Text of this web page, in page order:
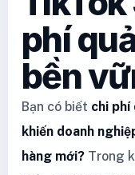
phí
bền
Bạn có biết chi phí
khiến doanh
hàng mới? Trong